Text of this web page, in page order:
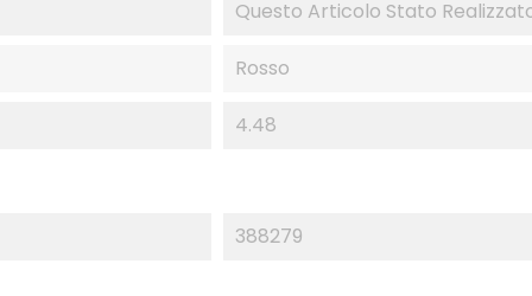
Questo Articolo Stato
Rosso
4.48
388279